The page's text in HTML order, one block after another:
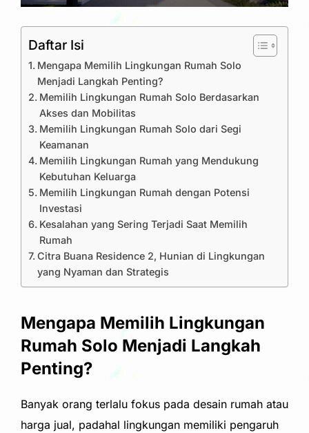
Daftar Isi
Mengapa Memilih Lingkungan Rumah Solo
Menjadi Langkah Penting?
Memilih Lingkungan Rumah Solo Berdasarkan
Akses dan Mobilitas
Memilih Lingkungan Rumah Solo dari Segi
Keamanan
Memilih Lingkungan Rumah yang Mendukung
Kebutuhan Keluarga
Memilih Lingkungan Rumah dengan Potensi
Investasi
Kesalahan yang Sering Terjadi Saat Memilih
Rumah
Citra Buana Residence 2, Hunian di Lingkungan
yang Nyaman dan Strategis
Mengapa Memilih Lingkungan
Rumah Solo Menjadi Langkah
Penting?
Banyak orang terlalu fokus pada desain rumah atau
harga jual, padahal lingkungan memiliki pengaruh